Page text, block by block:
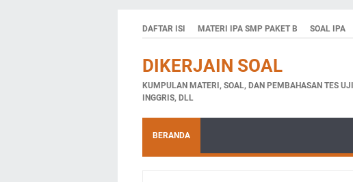
DAFTAR ISI MATERI IPA SMP PAKET B SOAL IPA
DIKERJAIN SOAL
KUMPULAN MATERI, SOAL, DAN PEMBAHASAN TES
INGGRIS, DLL
BERANDA